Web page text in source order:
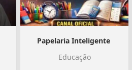
Papelaria Inteligente ️
Educação